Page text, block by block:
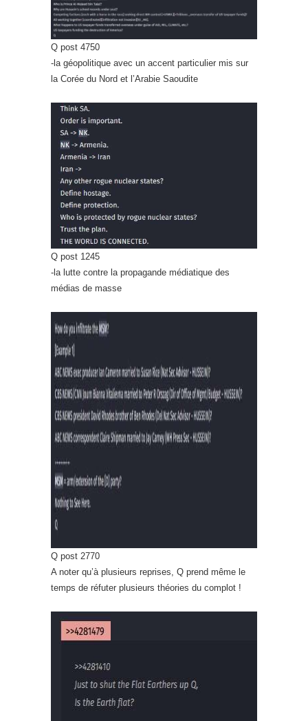
Q post 4750
-la géopolitique avec un accent particulier mis sur
la Corée du Nord et l’Arabie Saoudite
Q post 1245
-la lutte contre la propagande médiatique des
médias de masse
Q post 2770
A noter qu’à plusieurs reprises, Q prend même le
temps de réfuter plusieurs théories du complot !